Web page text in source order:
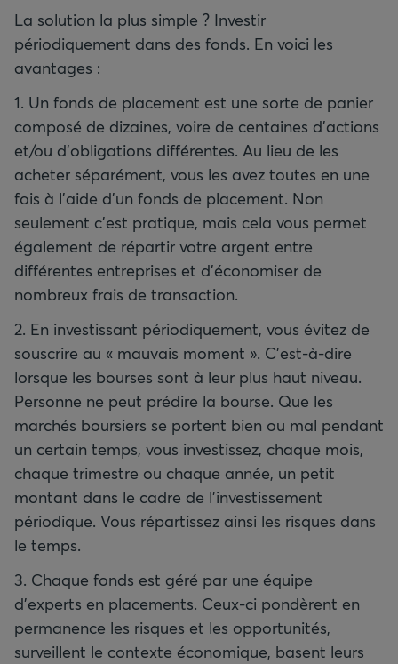
La solution la plus simple ? Investir
périodiquement dans des fonds. En voici les
avantages :
1. Un fonds de placement est une sorte de panier
composé de dizaines, voire de centaines d'actions
et/ou d'obligations différentes. Au lieu de les
acheter séparément, vous les avez toutes en une
fois à l'aide d'un fonds de placement. Non
seulement c'est pratique, mais cela vous permet
également de répartir votre argent entre
différentes entreprises et d'économiser de
nombreux frais de transaction.
2. En investissant périodiquement, vous évitez de
souscrire au « mauvais moment ». C'est-à-dire
lorsque les bourses sont à leur plus haut niveau.
Personne ne peut prédire la bourse. Que les
marchés boursiers se portent bien ou mal pendant
un certain temps, vous investissez, chaque mois,
chaque trimestre ou chaque année, un petit
montant dans le cadre de l'investissement
périodique. Vous répartissez ainsi les risques dans
le temps.
3. Chaque fonds est géré par une équipe
d'experts en placements. Ceux-ci pondèrent en
permanence les risques et les opportunités,
surveillent le contexte économique, basent leurs